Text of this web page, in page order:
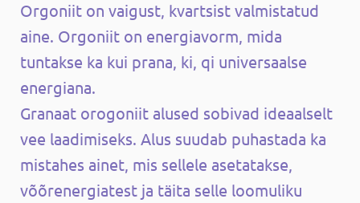
Orgoniit on vaigust, kvartsist valmistatud
aine. Orgoniit on energiavorm, mida
tuntakse ka kui prana, ki, qi universaalse
energiana.
Granaat orogoniit alused sobivad ideaalselt
vee laadimiseks. Alus suudab puhastada ka
mistahes ainet, mis sellele asetatakse,
võõrenergiatest ja täita selle loomuliku